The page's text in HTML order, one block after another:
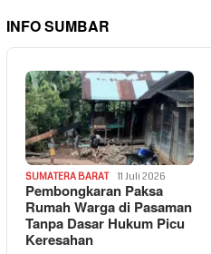
INFO SUMBAR
SUMATERA BARAT 11 Juli 2026
Pembongkaran Paksa
Rumah Warga di Pasaman
Tanpa Dasar Hukum Picu
Keresahan